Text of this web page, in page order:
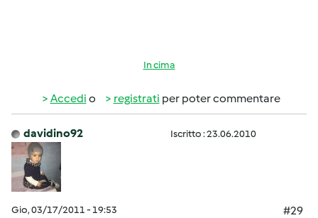
In cima
Accedi o registrati per poter commentare
davidino92 Iscritto : 23.06.2010
Gio, 03/17/2011 - 19:53
#29